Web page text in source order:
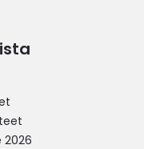
2026